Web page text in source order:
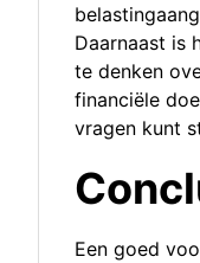
Daarnaast is
te denken
financiële
vragen kunt
Een goed